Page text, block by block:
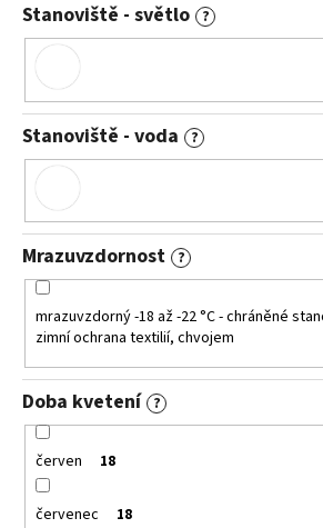
Stanoviště - světlo ?
Stanoviště - voda ?
Mrazuvzdornost ?
mrazuvzdorný -18 až -22 °C - chráněné
zimní ochrana textilií, chvojem
Doba kvetení ?
červen 18
červenec 18